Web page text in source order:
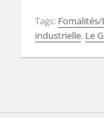
Tags:
industrielle, Le